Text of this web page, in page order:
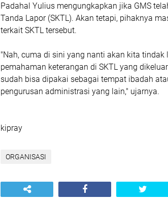
Padahal Yulius mengungkapkan jika GMS
Tanda Lapor (SKTL). Akan tetapi, pihaknya
terkait SKTL tersebut.
"Nah, cuma di sini yang nanti akan kita tindak
pemahaman keterangan di SKTL yang
sudah bisa dipakai sebagai tempat ibadah
pengurusan administrasi yang lain," ujarnya.
kipray
ORGANISASI